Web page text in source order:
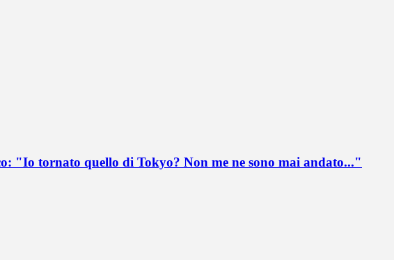
"Io tornato quello di Tokyo? Non me ne sono mai andato..."